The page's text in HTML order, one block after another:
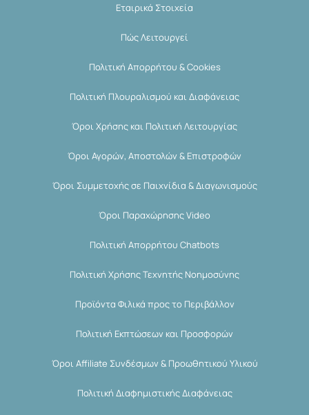
Εταιρικά Στοιχεία
Πώς Λειτουργεί
Πολιτική Απορρήτου & Cookies
Πολιτική Πλουραλισμού και Διαφάνειας
Όροι Χρήσης και Πολιτική Λειτουργίας
Όροι Αγορών, Αποστολών & Επιστροφών
Όροι Συμμετοχής σε Παιχνίδια & Διαγωνισμούς
Όροι Παραχώρησης Video
Πολιτική Απορρήτου Chatbots
Πολιτική Χρήσης Τεχνητής Νοημοσύνης
Προϊόντα Φιλικά προς το Περιβάλλον
Πολιτική Εκπτώσεων και Προσφορών
Όροι Affiliate Συνδέσμων & Προωθητικού Υλικού
Πολιτική Διαφημιστικής Διαφάνειας